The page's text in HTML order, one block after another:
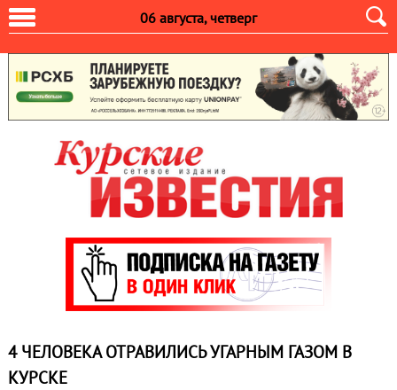
06 августа, четверг
4 ЧЕЛОВЕКА ОТРАВИЛИСЬ УГАРНЫМ ГАЗОМ В
КУРСКЕ